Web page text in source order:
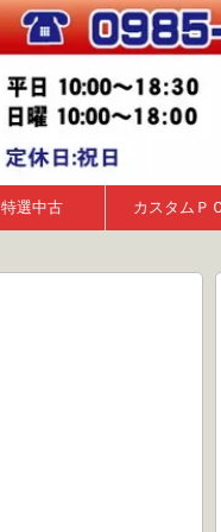
特選中古 カスタムＰ